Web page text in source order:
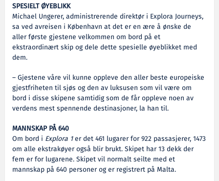
SPESIELT ØYEBLIKK
Michael Ungerer, administrerende direktør i Explora Journeys,
sa ved avreisen i København at det er en ære å ønske de
aller første gjestene velkommen om bord på et
ekstraordinært skip og dele dette spesielle øyeblikket med
dem.
– Gjestene våre vil kunne oppleve den aller beste europeiske
gjestfriheten til sjøs og den av luksusen som vil være om
bord i disse skipene samtidig som de får oppleve noen av
verdens mest spennende destinasjoner, la han til.
MANNSKAP PÅ 640
Om bord i Explora 1er det 461 lugarer for 922 passasjerer, 1473
om alle ekstrakøyer også blir brukt. Skipet har 13 dekk der
fem er for lugarene. Skipet vil normalt seilte med et
mannskap på 640 personer og er registrert på Malta.